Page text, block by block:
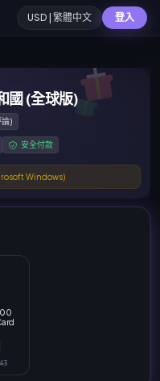
USD | 繁體中文 登入
國 (全球版)
)
安全付款
Windows)